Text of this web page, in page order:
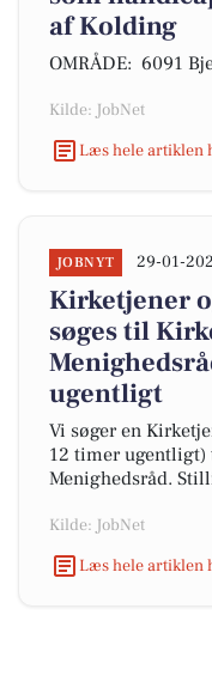
af Kolding
OMRÅDE: 6091
Kilde: JobNet
Læs hele artiklen
JOBNYT 29-01-
Kirketjener
søges til
ugentligt
Vi søger en
12 timer ugentligt)
Menighedsråd.
Kilde: JobNet
Læs hele artiklen